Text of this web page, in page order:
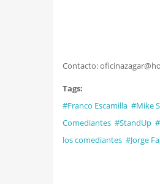
Contacto:
Tags:
#Franco Escamilla #Mike
Comediantes #StandUp
los comediantes #Jorge